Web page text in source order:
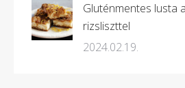
Gluténmentes lusta
rizsliszttel
2024.02.19.